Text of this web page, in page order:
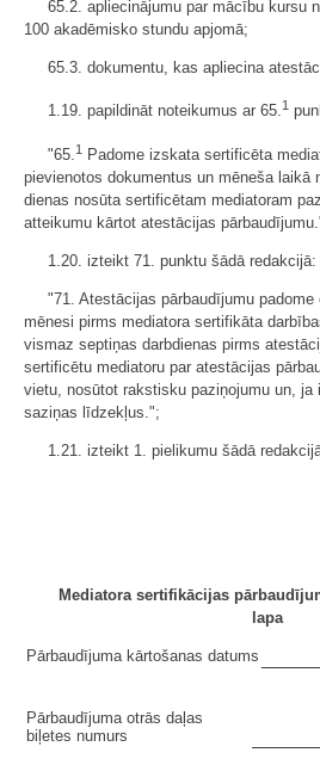
65.2. apliecinājumu par mācību kursu
100 akadēmisko stundu apjomā;
65.3. dokumentu, kas apliecina
1.19. papildināt noteikumus ar 65.1
"65. 1
Padome izskata sertificēta
pievienotos dokumentus un mēneša laikā
dienas nosūta sertificētam mediatoram
atteikumu kārtot atestācijas
1.20. izteikt 71. punktu šādā redakcijā:
"71. Atestācijas pārbaudījumu
mēnesi pirms mediatora sertifikāta
vismaz septiņas darbdienas pirms
sertificētu mediatoru par atestācijas
vietu, nosūtot rakstisku paziņojumu un,
saziņas līdzekļus.";
1.21. izteikt 1. pielikumu šādā
Mediatora sertifikācijas
lapa
Pārbaudījuma kārtošanas datums
Pārbaudījuma otrās daļas
biļetes numurs